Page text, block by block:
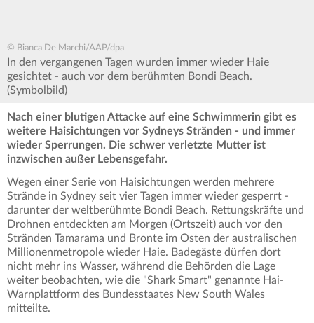
© Bianca De Marchi/AAP/dpa
In den vergangenen Tagen wurden immer wieder Haie
gesichtet - auch vor dem berühmten Bondi Beach.
(Symbolbild)
Nach einer blutigen Attacke auf eine Schwimmerin gibt es
weitere Haisichtungen vor Sydneys Stränden - und immer
wieder Sperrungen. Die schwer verletzte Mutter ist
inzwischen außer Lebensgefahr.
Wegen einer Serie von Haisichtungen werden mehrere
Strände in Sydney seit vier Tagen immer wieder gesperrt -
darunter der weltberühmte Bondi Beach. Rettungskräfte und
Drohnen entdeckten am Morgen (Ortszeit) auch vor den
Stränden Tamarama und Bronte im Osten der australischen
Millionenmetropole wieder Haie. Badegäste dürfen dort
nicht mehr ins Wasser, während die Behörden die Lage
weiter beobachten, wie die "Shark Smart" genannte Hai-
Warnplattform des Bundesstaates New South Wales
mitteilte.